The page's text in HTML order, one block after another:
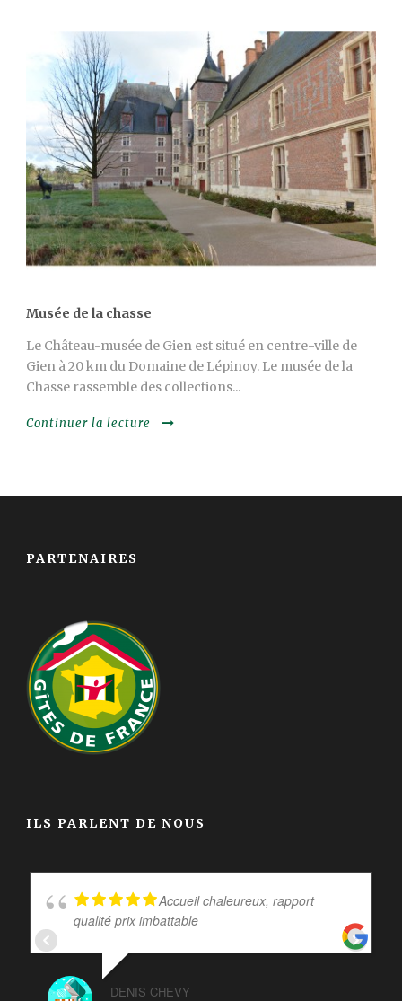
Musée de la chasse
Le Château-musée de Gien est situé en centre-ville de
Gien à 20 km du Domaine de Lépinoy. Le musée de la
Chasse rassemble des collections...
Continuer la lecture
PARTENAIRES
ILS PARLENT DE NOUS
Accueil chaleureux, rapport
qualité prix imbattable
DENIS CHEVY